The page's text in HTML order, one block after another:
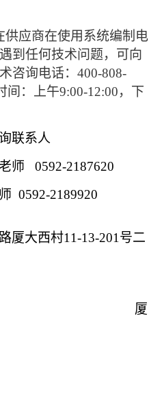
供应商在使用系统编制电
到任何技术问题，可向
咨询电话： 400-808-
间：上午9:00-12:00，下
联系人
师 0592-2187620
0592-2189920
厦大西村11-13-201 号二
厦